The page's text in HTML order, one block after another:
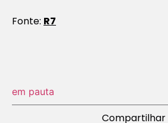
Fonte: R7
em pauta
Compartilhar